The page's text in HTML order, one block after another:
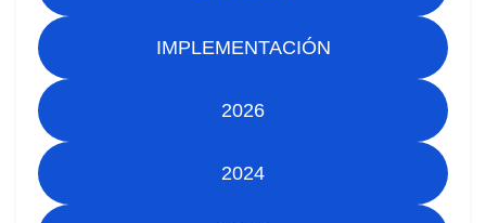
IMPLEMENTACIÓN
2026
2024